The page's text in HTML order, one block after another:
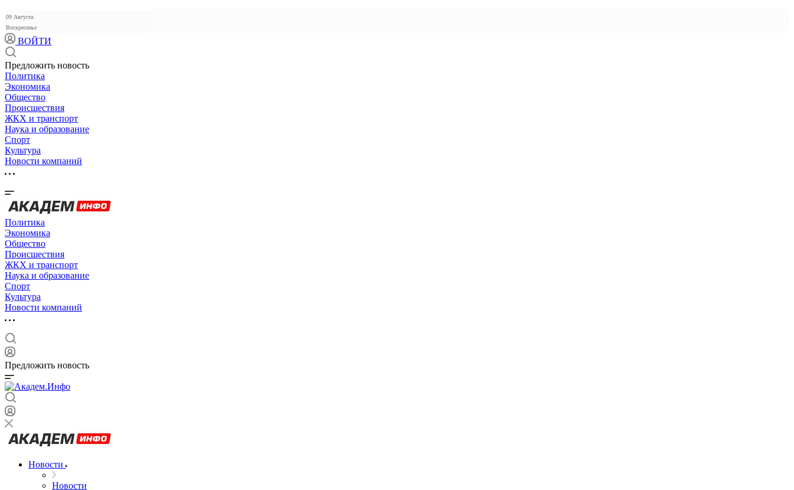
09 Августа
Воскресенье
ВОЙТИ
Предложить новость
Политика
Экономика
Общество
Происшествия
ЖКХ и транспорт
Наука и образование
Спорт
Культура
Новости компаний
Политика
Экономика
Общество
Происшествия
ЖКХ и транспорт
Наука и образование
Спорт
Культура
Новости компаний
Предложить новость
Новости
Новости